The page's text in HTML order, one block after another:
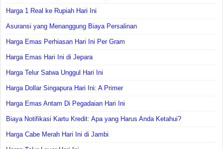
Harga 1 Real ke Rupiah Hari Ini
Asuransi yang Menanggung Biaya Persalinan
Harga Emas Perhiasan Hari Ini Per Gram
Harga Emas Hari Ini di Jepara
Harga Telur Satwa Unggul Hari Ini
Harga Dollar Singapura Hari Ini: A Primer
Harga Emas Antam Di Pegadaian Hari Ini
Biaya Notifikasi Kartu Kredit: Apa yang Harus Anda Ketahui?
Harga Cabe Merah Hari Ini di Jambi